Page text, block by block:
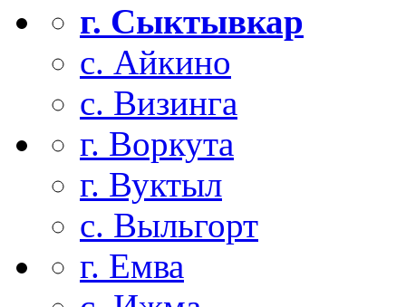
г. Сыктывкар
с. Айкино
с. Визинга
г. Воркута
г. Вуктыл
с. Выльгорт
г. Емва